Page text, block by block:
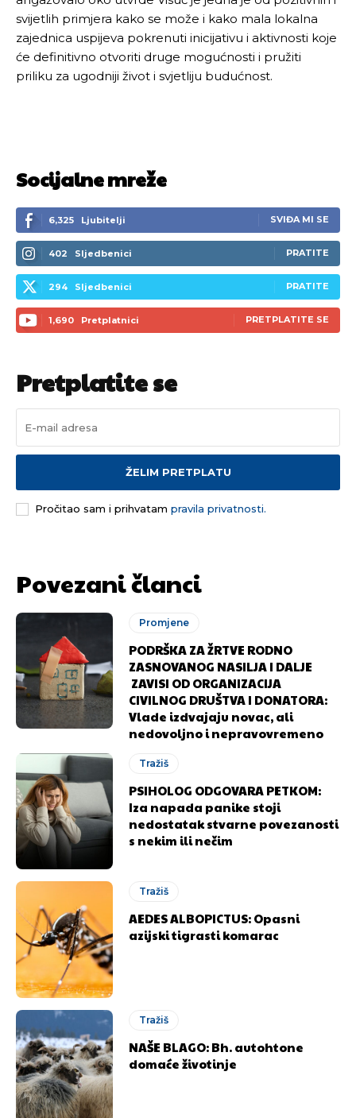
svijetlih primjera kako se može i kako mala lokalna
zajednica uspijeva pokrenuti inicijativu i aktivnosti koje
će definitivno otvoriti druge mogućnosti i pružiti
priliku za ugodniji život i svjetliju budućnost.
Socijalne mreže
6,325 Ljubitelji SVIĐA MI SE
402 Sljedbenici PRATITE
294 Sljedbenici PRATITE
1,690 Pretplatnici PRETPLATITE SE
Pretplatite se
ŽELIM PRETPLATU
Pročitao sam i prihvatam pravila privatnosti.
Povezani članci
Promjene
PODRŠKA ZA ŽRTVE RODNO
ZASNOVANOG NASILJA I DALJE
ZAVISI OD ORGANIZACIJA
CIVILNOG DRUŠTVA I DONATORA:
Vlade izdvajaju novac, ali
nedovoljno i nepravovremeno
Tražiš
PSIHOLOG ODGOVARA PETKOM:
Iza napada panike stoji
nedostatak stvarne povezanosti
s nekim ili nečim
Tražiš
AEDES ALBOPICTUS: Opasni
azijski tigrasti komarac
Tražiš
NAŠE BLAGO: Bh. autohtone
domaće životinje